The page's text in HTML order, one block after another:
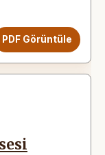
PDF Görüntüle